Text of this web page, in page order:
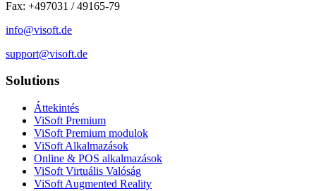
Fax: +497031 / 49165-79
info@visoft.de
support@visoft.de
Solutions
Áttekintés
ViSoft Premium
ViSoft Premium modulok
ViSoft Alkalmazások
Online & POS alkalmazások
ViSoft Virtuális Valóság
ViSoft Augmented Reality